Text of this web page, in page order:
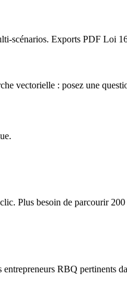
scénarios. Exports PDF Loi
vectorielle : posez une
Plus besoin de parcourir
RBQ pertinents